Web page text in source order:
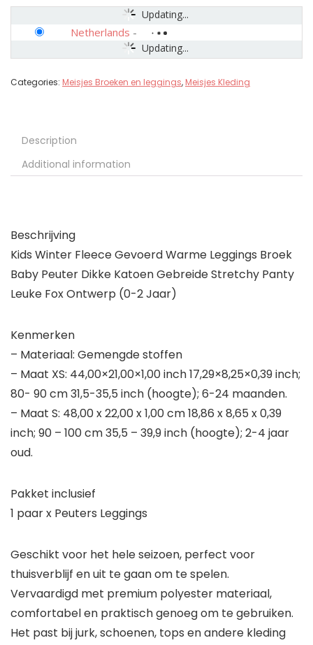
Updating...
Updating...
Netherlands -
Categories: Meisjes Broeken en leggings, Meisjes Kleding
Description
Additional information
Beschrijving
Kids Winter Fleece Gevoerd Warme Leggings Broek
Baby Peuter Dikke Katoen Gebreide Stretchy Panty
Leuke Fox Ontwerp (0-2 Jaar)
Kenmerken
– Materiaal: Gemengde stoffen
– Maat XS: 44,00×21,00×1,00 inch 17,29×8,25×0,39 inch;
80- 90 cm 31,5-35,5 inch (hoogte); 6-24 maanden.
– Maat S: 48,00 x 22,00 x 1,00 cm 18,86 x 8,65 x 0,39
inch; 90 – 100 cm 35,5 – 39,9 inch (hoogte); 2-4 jaar
oud.
Pakket inclusief
1 paar x Peuters Leggings
Geschikt voor het hele seizoen, perfect voor
thuisverblijf en uit te gaan om te spelen.
Vervaardigd met premium polyester materiaal,
comfortabel en praktisch genoeg om te gebruiken.
Het past bij jurk, schoenen, tops en andere kleding